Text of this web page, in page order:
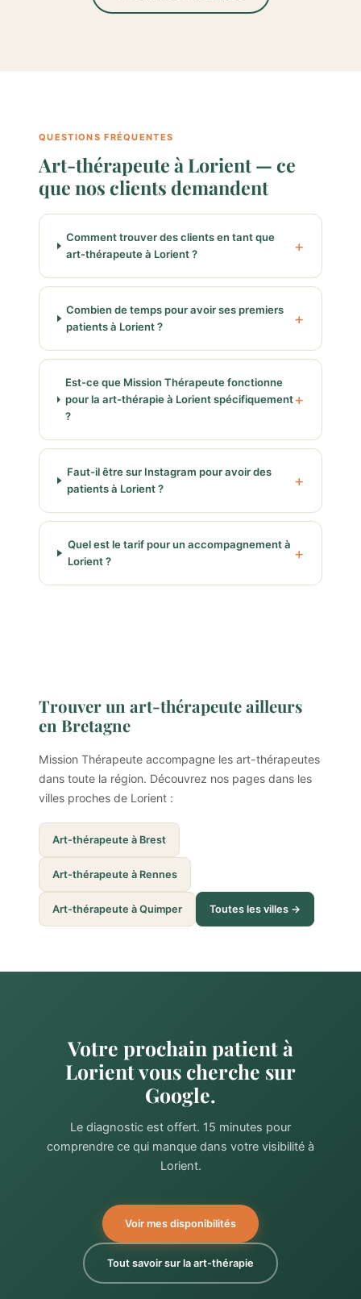
QUESTIONS FRÉQUENTES
Art-thérapeute à Lorient — ce
que nos clients demandent
Comment trouver des clients en tant que
art-thérapeute à Lorient ?
Combien de temps pour avoir ses premiers
patients à Lorient ?
Est-ce que Mission Thérapeute fonctionne
pour la art-thérapie à Lorient spécifiquement
?
Faut-il être sur Instagram pour avoir des
patients à Lorient ?
Quel est le tarif pour un accompagnement à
Lorient ?
Trouver un art-thérapeute ailleurs
en Bretagne
Mission Thérapeute accompagne les art-thérapeutes
dans toute la région. Découvrez nos pages dans les
villes proches de Lorient :
Art-thérapeute à Brest
Art-thérapeute à Rennes
Art-thérapeute à Quimper Toutes les villes →
Votre prochain patient à
Lorient vous cherche sur
Google.
Le diagnostic est offert. 15 minutes pour
comprendre ce qui manque dans votre visibilité à
Lorient.
Voir mes disponibilités
Tout savoir sur la art-thérapie